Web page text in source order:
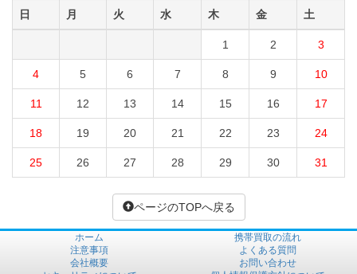
日 月 火 水 木 金 土
1 2 3
4 5 6 7 8 9 10
11 12 13 14 15 16 17
18 19 20 21 22 23 24
25 26 27 28 29 30 31
ページのTOPへ戻る
ホーム
携帯買取の流れ
注意事項
よくある質問
会社概要
お問い合わせ